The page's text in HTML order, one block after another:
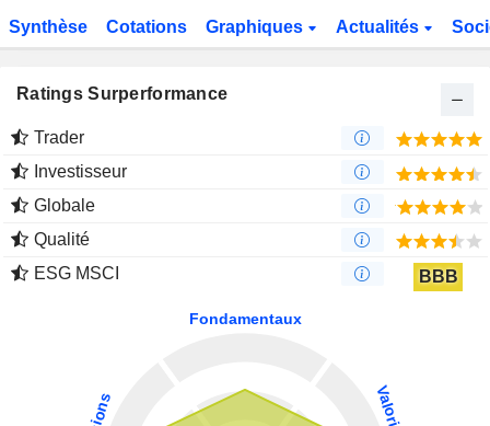
Synthèse Cotations Graphiques Actualités
Ratings Surperformance
Trader
Investisseur
Globale
Qualité
ESG MSCI
BBB